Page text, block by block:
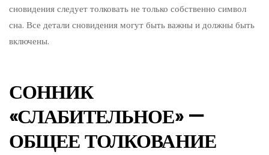
сновидения следует толковать не только собственно символ
сна. Все детали сновидения могут быть важны и должны быть
включены.
СОННИК
«СЛАБИТЕЛЬНОЕ» —
ОБЩЕЕ ТОЛКОВАНИЕ